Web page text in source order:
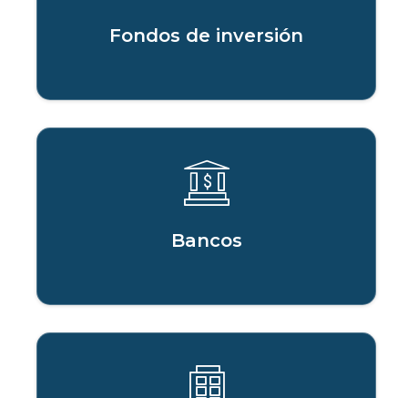
Fondos de inversión
Bancos